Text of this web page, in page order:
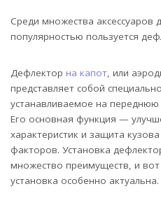
Среди множества аксессуаров
популярностью пользуется
Дефлектор на капот, или
представляет собой
устанавливаемое на
Его основная функция —
характеристик и защита
факторов. Установка
множество преимуществ, и вот
установка особенно актуальна.